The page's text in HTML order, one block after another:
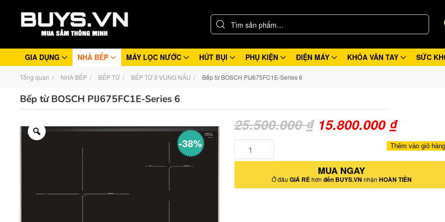
GIA DỤNG NHÀ BẾP MÁY LỌC NƯỚC HÚT BỤI PHỤ KIỆN ĐIỆN MÁY KHÓA VÂN TAY SỨC
Tổng quan NHÀ BẾP BẾP TỪ BẾP TỪ 3 VÙNG NẤU Bếp từ BOSCH PIJ675FC1E-Series 6
Bếp từ BOSCH PIJ675FC1E-Series 6
-38%
25.500.000₫ Giá
là:
25.500.000 ₫.
15.800.000 ₫Giá
hiện
tại
là:
lượng
Thêm vào giỏ hàng
MUA NGAY
Ở đâu GIÁ RẺhơn đến BUYS.VN nhận HOÀN TIỀN